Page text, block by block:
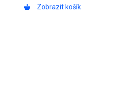
Zobrazit košík